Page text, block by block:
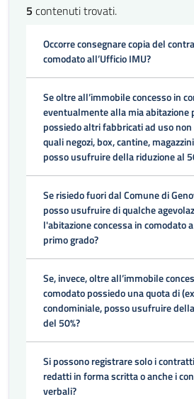
5 contenuti trovati.
Occorre consegnare copia del
comodato all’Ufficio IMU?
Se oltre all’immobile concesso in
eventualmente alla mia abitazione
possiedo altri fabbricati ad uso
quali negozi, box, cantine,
posso usufruire della riduzione al
Se risiedo fuori dal Comune di
posso usufruire di qualche
l'abitazione concessa in comodato
primo grado?
Se, invece, oltre all’immobile
comodato possiedo una quota di
condominiale, posso usufruire
del 50%?
Si possono registrare solo i
redatti in forma scritta o anche i
verbali?